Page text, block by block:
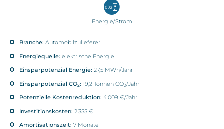
Energie/Strom
Branche: Automobilzulieferer
Energiequelle: elektrische Energie
Einsparpotenzial Energie: 27,5 MWh/Jahr
Einsparpotenzial CO2: 19,2 Tonnen CO2/Jahr
Potenzielle Kostenreduktion: 4.009 €/Jahr
Investitionskosten: 2.355 €
Amortisationszeit: 7 Monate